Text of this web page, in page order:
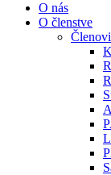
O nás
O členstve